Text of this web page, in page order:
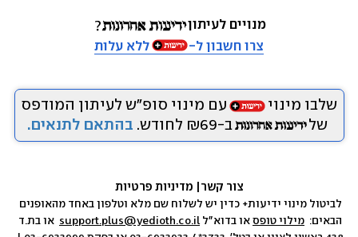
מנויים לעיתון
צרו חשבון ל-
ללא עלות
שלבו מינוי
עם מינוי סופ״ש לעיתון המודפס
של
ב-₪69 לחודש. בהתאם לתנאים.
צור קשר
הבאים: מילוי טופס או בדוא״ל support.plus@yedioth.co.il